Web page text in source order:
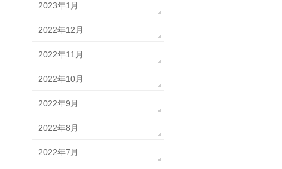
2023年1月
2022年12月
2022年11月
2022年10月
2022年9月
2022年8月
2022年7月